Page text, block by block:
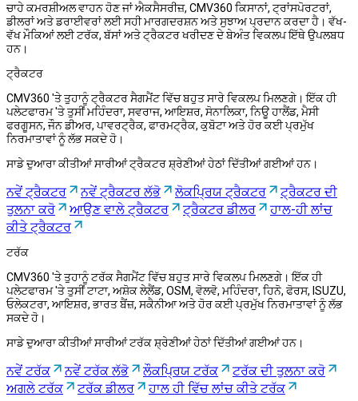
ਚਾਹੇ ਕਮਰਸ਼ੀਅਲ ਵਾਹਨ ਹੋਣ ਜਾਂ ਐਕਸੈਸਰੀਜ਼, CMV360 ਕਿਸਾਨਾਂ, ਟ੍ਰਾਂਸਪੋਰਟਰਾਂ,
ਡੀਲਰਾਂ ਅਤੇ ਡਰਾਈਵਰਾਂ ਲਈ ਸਹੀ ਮਾਰਗਦਰਸ਼ਨ ਅਤੇ ਸੁਝਾਅ ਪ੍ਰਦਾਨ ਕਰਦਾ ਹੈ। ਵੱਖ-
ਵੱਖ ਮੌਕਿਆਂ ਲਈ ਟਰੱਕ, ਬੱਸਾਂ ਅਤੇ ਟ੍ਰੈਕਟਰ ਖਰੀਦਣ ਦੇ ਬੇਅੰਤ ਵਿਕਲਪ ਇੱਥੇ ਉਪਲਬਧ
ਹਨ।
ਟ੍ਰੈਕਟਰ
CMV360 'ਤੇ ਤੁਹਾਨੂੰ ਟ੍ਰੈਕਟਰ ਸੈਗਮੈਂਟ ਵਿੱਚ ਬਹੁਤ ਸਾਰੇ ਵਿਕਲਪ ਮਿਲਣਗੇ। ਇੱਕ ਹੀ
ਪਲੇਟਫਾਰਮ 'ਤੇ ਤੁਸੀਂ ਮਹਿੰਦਰਾ, ਸਵਰਾਜ, ਆਇਸ਼ਰ, ਸੋਨਾਲਿਕਾ, ਨਿਊ ਹਾਲੈਂਡ, ਮੈਸੀ
ਫਰਗੂਸਨ, ਜੌਨ ਡੀਅਰ, ਪਾਵਰਟ੍ਰੈਕ, ਫਾਰਮਟ੍ਰੈਕ, ਕੁਬੋਟਾ ਅਤੇ ਹੋਰ ਕਈ ਪ੍ਰਮੁੱਖ
ਨਿਰਮਾਤਾਵਾਂ ਨੂੰ ਲੱਭ ਸਕਦੇ ਹੋ।
ਸਾਡੇ ਦੁਆਰਾ ਕੀਤੀਆਂ ਸਾਰੀਆਂ ਟ੍ਰੈਕਟਰ ਸ਼੍ਰੇਣੀਆਂ ਹੇਠਾਂ ਦਿੱਤੀਆਂ ਗਈਆਂ ਹਨ।
ਨਵੇਂ ਟ੍ਰੈਕਟਰ ਨਵੇਂ ਟ੍ਰੈਕਟਰ ਲੱਭੋ ਲੋਕਪ੍ਰਿਯ ਟ੍ਰੈਕਟਰ
ਟ੍ਰੈਕਟਰ ਦੀ
ਤੁਲਨਾ ਕਰੋ
ਆਉਣ ਵਾਲੇ ਟ੍ਰੈਕਟਰ ਟ੍ਰੈਕਟਰ ਡੀਲਰ
ਹਾਲ-ਹੀ ਲਾਂਚ
ਕੀਤੇ ਟ੍ਰੈਕਟਰ
ਟਰੱਕ
CMV360 'ਤੇ ਤੁਹਾਨੂੰ ਟਰੱਕ ਸੈਗਮੈਂਟ ਵਿੱਚ ਬਹੁਤ ਸਾਰੇ ਵਿਕਲਪ ਮਿਲਣਗੇ। ਇੱਕ ਹੀ
ਪਲੇਟਫਾਰਮ 'ਤੇ ਤੁਸੀਂ ਟਾਟਾ, ਅਸ਼ੋਕ ਲੇਲੈਂਡ, OSM, ਵੋਲਵੋ, ਮਹਿੰਦਰਾ, ਹਿਨੋ, ਫੋਰਸ, ISUZU,
ਓਲੇਕਟਰਾ, ਆਇਸ਼ਰ, ਭਾਰਤ ਬੈਂਜ਼, ਸਕੈਨੀਆ ਅਤੇ ਹੋਰ ਕਈ ਪ੍ਰਮੁੱਖ ਨਿਰਮਾਤਾਵਾਂ ਨੂੰ ਲੱਭ
ਸਕਦੇ ਹੋ।
ਸਾਡੇ ਦੁਆਰਾ ਕੀਤੀਆਂ ਸਾਰੀਆਂ ਟਰੱਕ ਸ਼੍ਰੇਣੀਆਂ ਹੇਠਾਂ ਦਿੱਤੀਆਂ ਗਈਆਂ ਹਨ।
ਨਵੇਂ ਟਰੱਕ ਨਵੇਂ ਟਰੱਕ ਲੱਭੋ ਲੌਕਪ੍ਰਿਯ ਟਰੱਕ
ਟਰੱਕ ਦੀ ਤੁਲਨਾ ਕਰੋ
ਅਗਲੇ ਟਰੱਕ
ਟਰੱਕ ਡੀਲਰ ਹਾਲ ਹੀ ਵਿੱਚ ਲਾਂਚ ਕੀਤੇ ਟਰੱਕ